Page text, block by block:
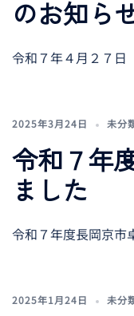
のお知ら
令和７年４月２７
2025年3月24日 未分
令和７年
ました
令和７年度長岡京
2025年1月24日 未分